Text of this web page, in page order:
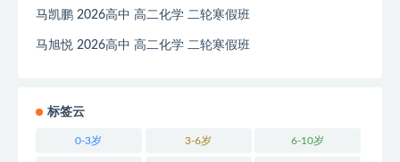
马凯鹏 2026高中 高二化学 二轮寒假班
马旭悦 2026高中 高二化学 二轮寒假班
标签云
0-3岁 3-6岁 6-10岁